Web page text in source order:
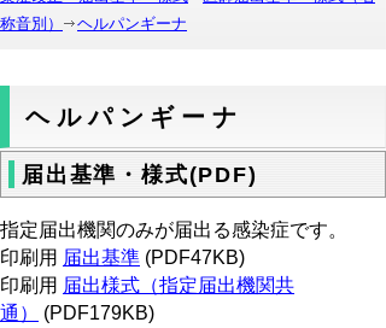
称音別）
ヘルパンギーナ
ヘルパンギーナ
届出基準・様式(PDF)
指定届出機関のみが届出る感染症です。
印刷用 届出基準 (PDF47KB)
印刷用 届出様式（指定届出機関共
通）
(PDF179KB)